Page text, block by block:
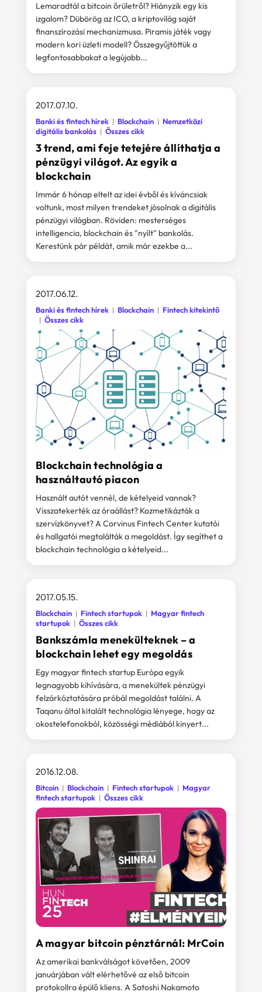
Lemaradtál a bitcoin őrületről? Hiányzik egy kis
izgalom? Dübörög az ICO, a kriptovilág saját
finanszírozási mechanizmusa. Piramis játék vagy
modern kori üzleti modell? Összegyűjtöttük a
legfontosabbakat a legújabb...
3 trend, ami feje tetejére állíthatja a
pénzügyi világot. Az egyik a
blockchain
2017.07.10.
Banki és fintech hírek Blockchain
Nemzetközi
digitális bankolás
Összes cikk
Immár 6 hónap eltelt az idei évből és kíváncsiak
voltunk, most milyen trendeket jósolnak a digitális
pénzügyi világban. Röviden: mesterséges
intelligencia, blockchain és "nyílt" bankolás.
Kerestünk pár példát, amik már ezekbe a...
Blockchain technológia a
használtautó piacon
2017.06.12.
Banki és fintech hírek Blockchain
Fintech kitekintő
Összes cikk
Használt autót vennél, de kételyeid vannak?
Visszatekerték az óraállást? Kozmetikázták a
szervízkönyvet? A Corvinus Fintech Center kutatói
és hallgatói megtalálták a megoldást. Így segíthet a
blockchain technológia a kételyeid...
Bankszámla menekülteknek – a
blockchain lehet egy megoldás
2017.05.15.
Blockchain Fintech startupok
Magyar fintech
startupok
Összes cikk
Egy magyar fintech startup Európa egyik
legnagyobb kihívására, a menekültek pénzügyi
felzárkóztatására próbál megoldást találni. A
Taqanu által kitalált technológia lényege, hogy az
okostelefonokból, közösségi médiából kinyert...
A magyar bitcoin pénztárnál: MrCoin
2016.12.08.
Bitcoin Blockchain Fintech startupok
Magyar
fintech startupok
Összes cikk
Az amerikai bankválságot követően, 2009
januárjában vált elérhetővé az első bitcoin
protokollra épülő kliens. A Satoshi Nakamoto